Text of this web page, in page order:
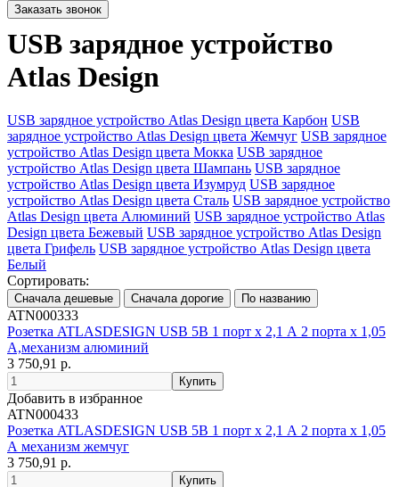
USB зарядное устройство
Atlas Design
USB зарядное устройство Atlas Design цвета Карбон USB
зарядное устройство Atlas Design цвета Жемчуг USB зарядное
устройство Atlas Design цвета Мокка USB зарядное
устройство Atlas Design цвета Шампань USB зарядное
устройство Atlas Design цвета Изумруд USB зарядное
устройство Atlas Design цвета Сталь USB зарядное устройство
Atlas Design цвета Алюминий USB зарядное устройство Atlas
Design цвета Бежевый USB зарядное устройство Atlas Design
цвета Грифель USB зарядное устройство Atlas Design цвета
Белый
Сортировать:
ATN000333
Розетка ATLASDESIGN USB 5В 1 порт x 2,1 А 2 порта х 1,05
А,механизм алюминий
3 750,91 р.
Добавить в избранное
ATN000433
Розетка ATLASDESIGN USB 5В 1 порт x 2,1 А 2 порта х 1,05
А механизм жемчуг
3 750,91 р.